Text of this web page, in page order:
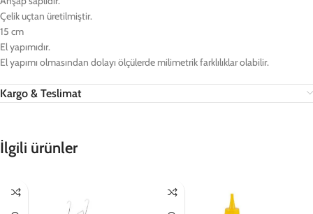
Çelik uçtan üretilmiştir.
15 cm
El yapımıdır.
El yapımı olmasından dolayı ölçülerde milimetrik farklılıklar olabilir.
Kargo & Teslimat
İlgili ürünler